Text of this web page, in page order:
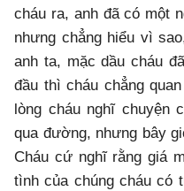
cháu ra, anh đã có một
nhưng chẳng hiểu vì
anh ta, mặc dầu cháu
đầu thì cháu chẳng
lòng cháu nghĩ chuyện
qua đường, nhưng bây
Cháu cứ nghĩ rằng giá
tình của chúng cháu có